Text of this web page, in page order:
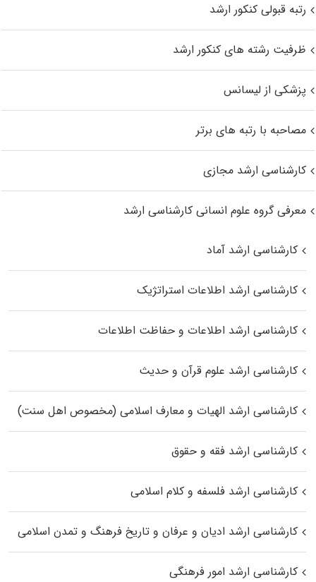
رتبه قبولی کنکور ارشد
ظرفیت رشته های کنکور ارشد
پزشکی از لیسانس
مصاحبه با رتبه های برتر
کارشناسی ارشد مجازی
معرفی گروه علوم انسانی کارشناسی ارشد
کارشناسی ارشد آماد
کارشناسی ارشد اطلاعات استراتژیک
کارشناسی ارشد اطلاعات و حفاظت اطلاعات
کارشناسی ارشد علوم قرآن و حدیث
کارشناسی ارشد الهیات و معارف اسلامی (مخصوص اهل سنت)
کارشناسی ارشد فقه و حقوق
کارشناسی ارشد فلسفه و کلام اسلامی
کارشناسی ارشد ادیان و عرفان و تاریخ فرهنگ و تمدن اسلامی
کارشناسی ارشد امور فرهنگی